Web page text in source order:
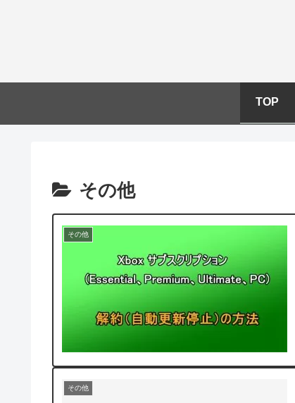
TOP
その他
その他
その他